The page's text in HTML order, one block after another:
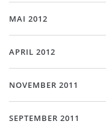
MAI 2012
APRIL 2012
NOVEMBER 2011
SEPTEMBER 2011